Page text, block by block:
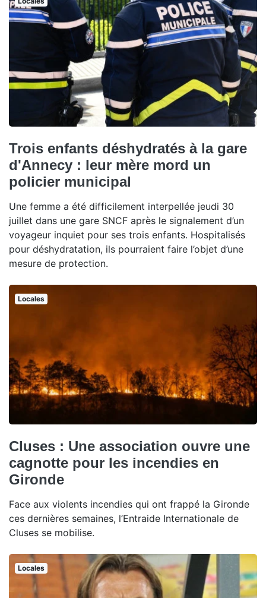
Trois enfants déshydratés à la gare
d'Annecy : leur mère mord un
policier municipal
Une femme a été difficilement interpellée jeudi 30
juillet dans une gare SNCF après le signalement d’un
voyageur inquiet pour ses trois enfants. Hospitalisés
pour déshydratation, ils pourraient faire l’objet d’une
mesure de protection.
Locales
Cluses : Une association ouvre une
cagnotte pour les incendies en
Gironde
Face aux violents incendies qui ont frappé la Gironde
ces dernières semaines, l’Entraide Internationale de
Cluses se mobilise.
Locales